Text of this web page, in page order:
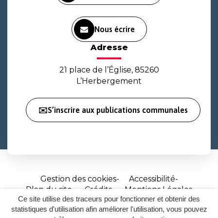
Ce site utilise des traceurs pour fonctionner et obtenir des
statistiques d'utilisation afin améliorer l'utilisation, vous pouvez
Nous écrire
Adresse
21 place de l’Église, 85260
L’Herbergement
✉️S’inscrire aux publications communales
Gestion des cookies
Accessibilité
Plan du site
Crédits
Mentions Légales
Site